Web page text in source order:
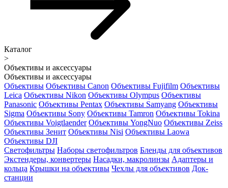
Каталог
>
Объективы и аксессуары
Объективы и аксессуары
Объективы Объективы Canon Объективы Fujifilm Объективы
Leica Объективы Nikon Объективы Olympus Объективы
Panasonic Объективы Pentax Объективы Samyang Объективы
Sigma Объективы Sony Объективы Tamron Объективы Tokina
Объективы Voigtlaender Объективы YongNuo Объективы Zeiss
Объективы Зенит Объективы Nisi Объективы Laowa
Объективы DJI
Светофильтры Наборы светофильтров Бленды для объективов
Экстендеры, конвертеры Насадки, макролинзы Адаптеры и
кольца Крышки на объективы Чехлы для объективов Док-
станции